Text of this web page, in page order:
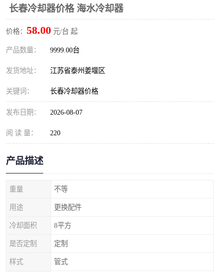
长春冷却器价格 海水冷却器
价格： 58.00 元/台 起
产品数量： 9999.00台
发货地址： 江苏省泰州姜堰区
关键词： 长春冷却器价格
发布日期： 2026-08-07
阅 读 量： 220
产品描述
重量 不等
用途 更换配件
冷却面积 8平方
是否定制 定制
样式 管式